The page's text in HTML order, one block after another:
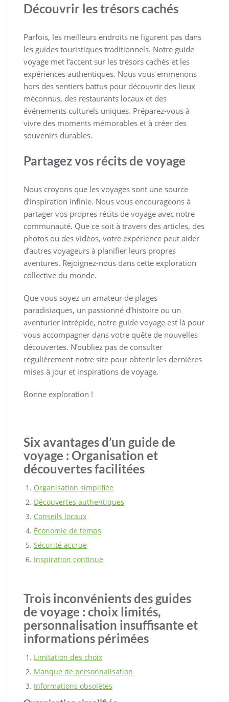
Découvrir les trésors cachés
Parfois, les meilleurs endroits ne figurent pas dans
les guides touristiques traditionnels. Notre guide
voyage met l’accent sur les trésors cachés et les
expériences authentiques. Nous vous emmenons
hors des sentiers battus pour découvrir des lieux
méconnus, des restaurants locaux et des
événements culturels uniques. Préparez-vous à
vivre des moments mémorables et à créer des
souvenirs durables.
Partagez vos récits de voyage
Nous croyons que les voyages sont une source
d’inspiration infinie. Nous vous encourageons à
partager vos propres récits de voyage avec notre
communauté. Que ce soit à travers des articles, des
photos ou des vidéos, votre expérience peut aider
d’autres voyageurs à planifier leurs propres
aventures. Rejoignez-nous dans cette exploration
collective du monde.
Que vous soyez un amateur de plages
paradisiaques, un passionné d’histoire ou un
aventurier intrépide, notre guide voyage est là pour
vous accompagner dans votre quête de nouvelles
découvertes. N’oubliez pas de consulter
régulièrement notre site pour obtenir les dernières
mises à jour et inspirations de voyage.
Bonne exploration !
Six avantages d’un guide de
voyage : Organisation et
découvertes facilitées
Organisation simplifiée
Découvertes authentiques
Conseils locaux
Économie de temps
Sécurité accrue
Inspiration continue
Trois inconvénients des guides
de voyage : choix limités,
personnalisation insuffisante et
informations périmées
Limitation des choix
Manque de personnalisation
Informations obsolètes